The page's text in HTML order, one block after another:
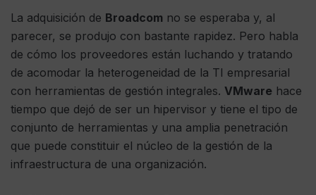
La adquisición de Broadcom no se esperaba y, al
parecer, se produjo con bastante rapidez. Pero habla
de cómo los proveedores están luchando y tratando
de acomodar la heterogeneidad de la TI empresarial
con herramientas de gestión integrales. VMware hace
tiempo que dejó de ser un hipervisor y tiene el tipo de
conjunto de herramientas y una amplia penetración
que puede constituir el núcleo de la gestión de la
infraestructura de una organización.